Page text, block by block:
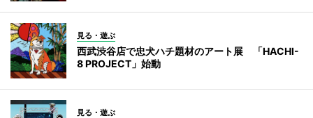
見る・遊ぶ
西武渋谷店で忠犬ハチ題材のアート展 「HACHI-
8 PROJECT」始動
見る・遊ぶ